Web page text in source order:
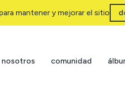
mantener y mejorar el sitio
nosotros comunidad